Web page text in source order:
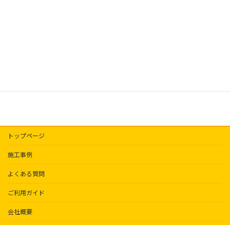
トップページ
施工事例
よくある質問
ご利用ガイド
会社概要